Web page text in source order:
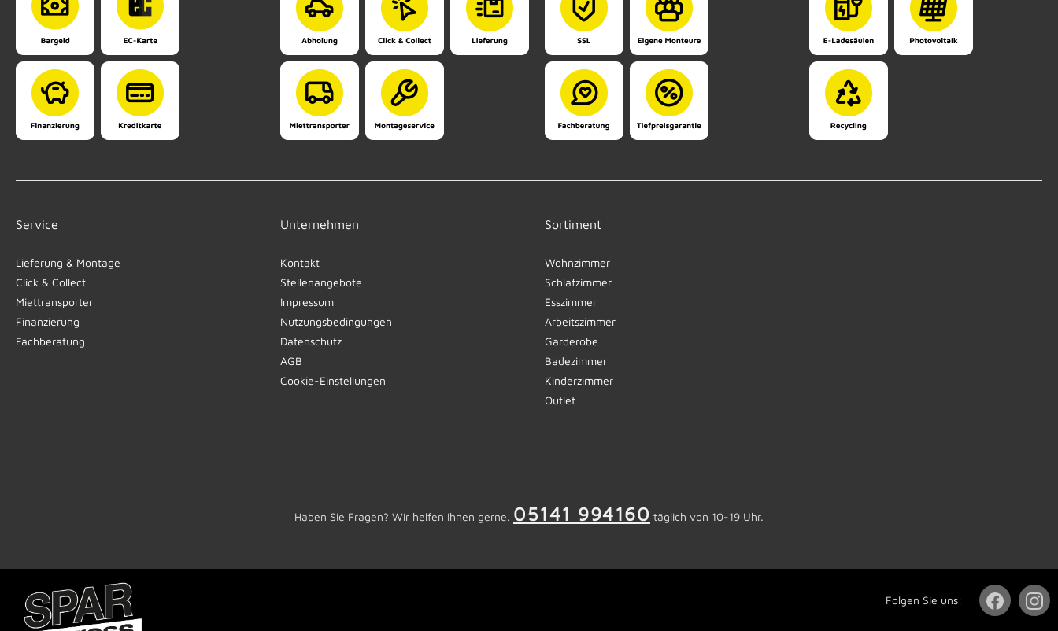
Service
Lieferung & Montage
Click & Collect
Miettransporter
Finanzierung
Fachberatung
Unternehmen
Kontakt
Stellenangebote
Impressum
Nutzungsbedingungen
Datenschutz
AGB
Cookie-Einstellungen
Sortiment
Wohnzimmer
Schlafzimmer
Esszimmer
Arbeitszimmer
Garderobe
Badezimmer
Kinderzimmer
Outlet
Haben Sie Fragen? Wir helfen Ihnen gerne. 05141 994160 täglich von 10-19 Uhr.
Folgen Sie uns: